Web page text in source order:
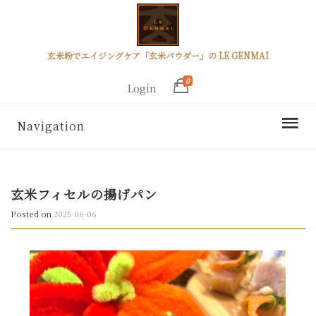
玄米粉でエイジングケア「玄米パウダー」の LE GENMAI
Login
0
Navigation
玄米フィセルの揚げパン
Posted on2025-06-06